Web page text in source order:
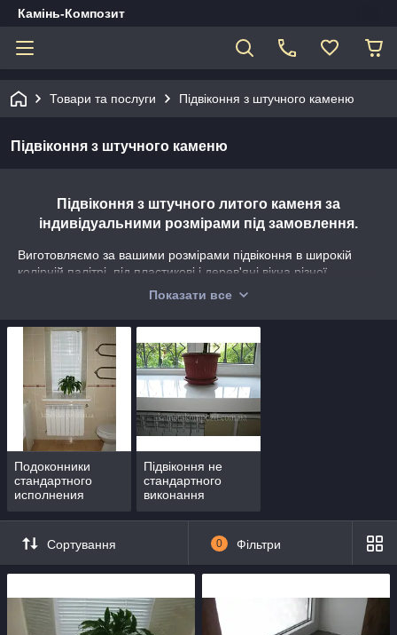
Камінь-Композит
Товари та послуги Підвіконня з штучного каменю
Підвіконня з штучного каменю
Підвіконня з штучного литого каменя за
індивідуальними розмірами під замовлення.
Виготовляємо за вашими розмірами підвіконня в широкій
колірній палітрі, під пластикові і дерев'яні вікна різної
забарвлення. Наша продукція зарекомендувала себе часом і
популярними.
По своїй конструкції підвіконня поділяємо на два типи:
стандартні і нестандартні.
1. Стандартні мають наступні габарити та різновиди
кромок.
Довжина до 2500 мм
Ширина до 600 мм
Кути виготовляються в двох варіантах:
1 варіант -кути під 45 градусів
Показати все
Подоконники
стандартного
исполнения
Підвіконня не
стандартного
виконання
Сортування 0 Фільтри